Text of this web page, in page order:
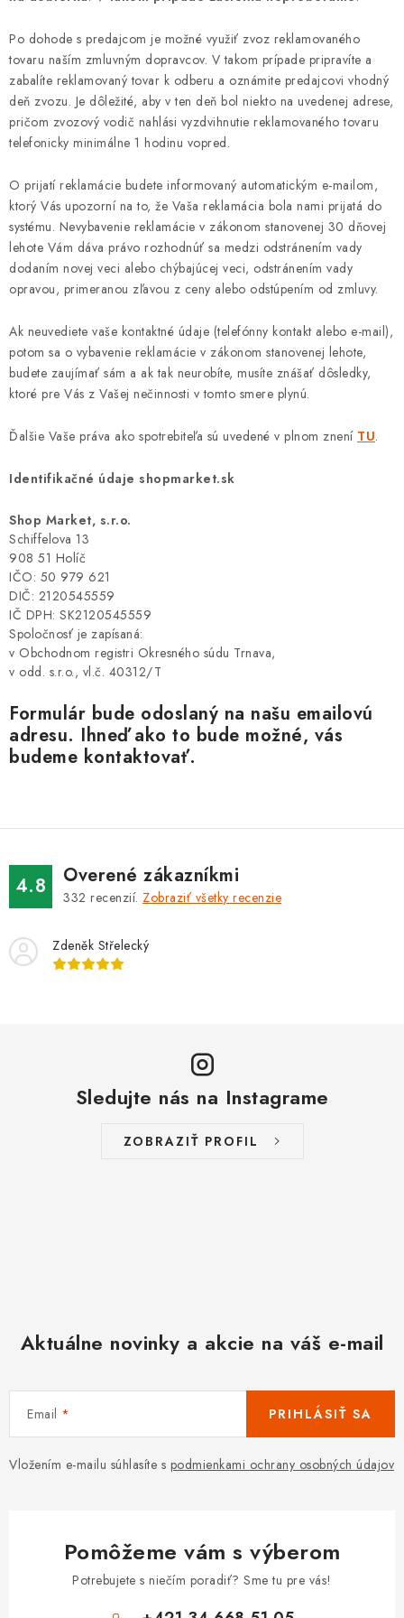
Po dohode s predajcom je možné využiť zvoz reklamovaného
tovaru naším zmluvným dopravcov. V takom prípade pripravíte a
zabalíte reklamovaný tovar k odberu a oznámite predajcovi vhodný
deň zvozu. Je dôležité, aby v ten deň bol niekto na uvedenej adrese,
pričom zvozový vodič nahlási vyzdvihnutie reklamovaného tovaru
telefonicky minimálne 1 hodinu vopred.
O prijatí reklamácie budete informovaný automatickým e-mailom,
ktorý Vás upozorní na to, že Vaša reklamácia bola nami prijatá do
systému. Nevybavenie reklamácie v zákonom stanovenej 30 dňovej
lehote Vám dáva právo rozhodnúť sa medzi odstránením vady
dodaním novej veci alebo chýbajúcej veci, odstránením vady
opravou, primeranou zľavou z ceny alebo odstúpením od zmluvy.
Ak neuvediete vaše kontaktné údaje (telefónny kontakt alebo e-mail),
potom sa o vybavenie reklamácie v zákonom stanovenej lehote,
budete zaujímať sám a ak tak neurobíte, musíte znášať dôsledky,
ktoré pre Vás z Vašej nečinnosti v tomto smere plynú.
Ďalšie Vaše práva ako spotrebiteľa sú uvedené v plnom znení TU.
Identifikačné údaje shopmarket.sk
Shop Market, s.r.o.
Schiffelova 13
908 51 Holíč
IČO: 50 979 621
DIČ: 2120545559
IČ DPH: SK2120545559
Spoločnosť je zapísaná:
v Obchodnom registri Okresného súdu Trnava,
v odd. s.r.o., vl.č. 40312/T
Formulár bude odoslaný na našu emailovú
adresu. Ihneď ako to bude možné, vás
budeme kontaktovať.
4.8 Overené zákazníkmi
332 recenzií. Zobraziť všetky recenzie
Zdeněk Střelecký
Sledujte nás na Instagrame
ZOBRAZIŤ PROFIL
Aktuálne novinky a akcie na váš e-mail
Email
Vložením e-mailu súhlasíte s podmienkami ochrany osobných údajov
PRIHLÁSIŤ SA
Pomôžeme vám s výberom
Potrebujete s niečím poradiť? Sme tu pre vás!